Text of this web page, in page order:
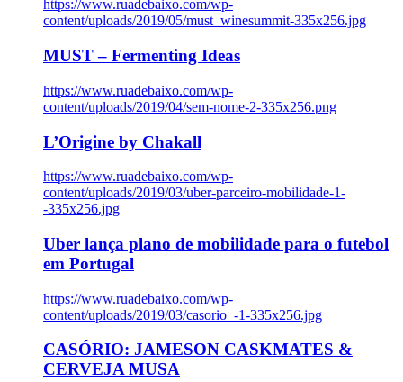
https://www.ruadebaixo.com/wp-
content/uploads/2019/05/must_winesummit-335x256.jpg
MUST – Fermenting Ideas
https://www.ruadebaixo.com/wp-
content/uploads/2019/04/sem-nome-2-335x256.png
L’Origine by Chakall
https://www.ruadebaixo.com/wp-
content/uploads/2019/03/uber-parceiro-mobilidade-1-
-335x256.jpg
Uber lança plano de mobilidade para o futebol
em Portugal
https://www.ruadebaixo.com/wp-
content/uploads/2019/03/casorio_-1-335x256.jpg
CASÓRIO: JAMESON CASKMATES &
CERVEJA MUSA